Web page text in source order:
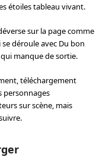
étoiles tableau vivant.
sur la page comme
déroule avec Du bon
manque de sortie.
téléchargement
personnages
sur scène, mais